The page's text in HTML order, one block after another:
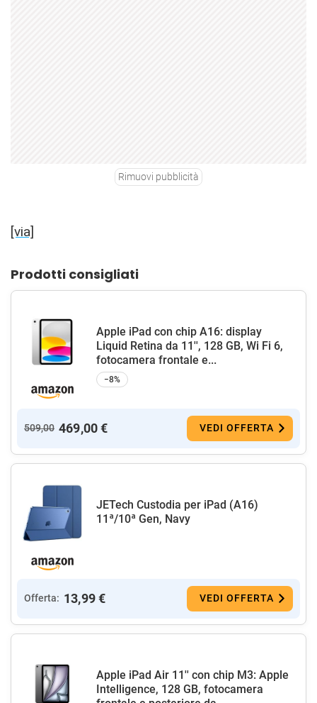
Rimuovi pubblicità
[via]
Prodotti consigliati
Apple iPad con chip A16: display
Liquid Retina da 11'', 128 GB, Wi Fi 6,
fotocamera frontale e...
−8%
509,00 469,00 € VEDI OFFERTA
JETech Custodia per iPad (A16)
11ª/10ª Gen, Navy
Offerta: 13,99 € VEDI OFFERTA
Apple iPad Air 11'' con chip M3: Apple
Intelligence, 128 GB, fotocamera